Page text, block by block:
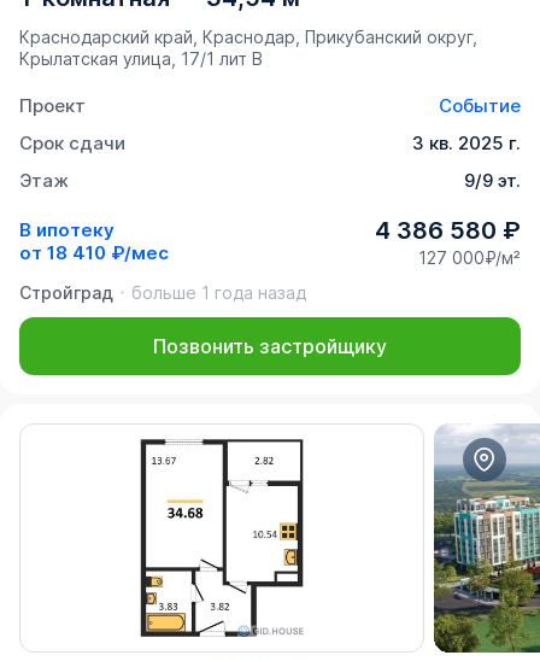
Краснодарский край, Краснодар, Прикубанский округ,
Крылатская улица, 17/1 лит В
Проект
Событие
Срок сдачи
3 кв. 2025 г.
Этаж
9/9 эт.
В ипотеку
от 18 410 ₽/мес
4 386 580 ₽
127 000₽/м²
Стройград
больше 1 года назад
Позвонить застройщику